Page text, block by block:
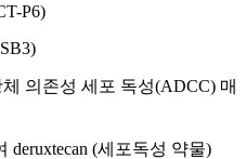
P6)
체 의존성 세포 독성(ADCC) 매
deruxtecan (세포독성 약물)